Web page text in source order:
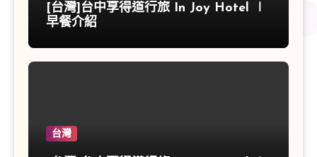
[台灣]台中享得道行旅 In Joy Hotel ∣
早餐介紹
台灣